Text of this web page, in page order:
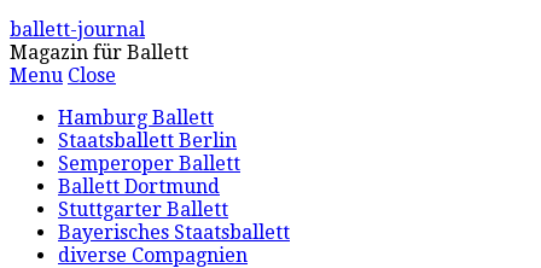
ballett-journal
Magazin für Ballett
Menu Close
Hamburg Ballett
Staatsballett Berlin
Semperoper Ballett
Ballett Dortmund
Stuttgarter Ballett
Bayerisches Staatsballett
diverse Compagnien